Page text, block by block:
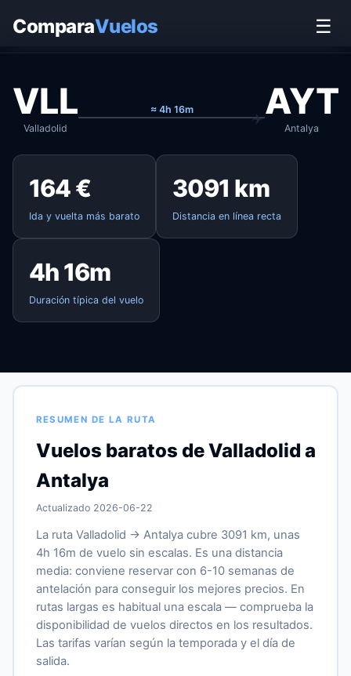
ComparaVuelos ☰
VLL
Valladolid
≈ 4h 16m AYT
Antalya
164 €
Ida y vuelta más barato
3091 km
Distancia en línea recta
4h 16m
Duración típica del vuelo
RESUMEN DE LA RUTA
Vuelos baratos de Valladolid a
Antalya
Actualizado 2026-06-22
La ruta Valladolid → Antalya cubre 3091 km, unas
4h 16m de vuelo sin escalas. Es una distancia
media: conviene reservar con 6-10 semanas de
antelación para conseguir los mejores precios. En
rutas largas es habitual una escala — comprueba la
disponibilidad de vuelos directos en los resultados.
Las tarifas varían según la temporada y el día de
salida.